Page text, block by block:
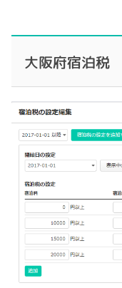
大阪府宿泊税